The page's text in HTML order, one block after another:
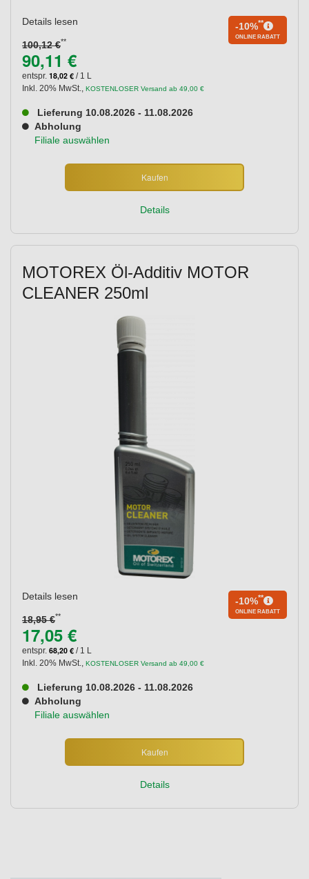
Details lesen
100,12 €**
-10%**
ONLINE RABATT
90,11 €
entspr. 18,02 € / 1 L
Inkl. 20% MwSt.
KOSTENLOSER Versand ab 49,00 €
Lieferung 10.08.2026 - 11.08.2026
Abholung
Filiale auswählen
Kaufen
Details
MOTOREX Öl-Additiv MOTOR
CLEANER 250ml
Details lesen
18,95 €**
-10%**
ONLINE RABATT
17,05 €
entspr. 68,20 € / 1 L
Inkl. 20% MwSt.
KOSTENLOSER Versand ab 49,00 €
Lieferung 10.08.2026 - 11.08.2026
Abholung
Filiale auswählen
Kaufen
Details